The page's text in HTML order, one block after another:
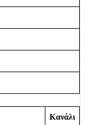
Κανάλι